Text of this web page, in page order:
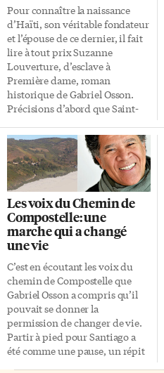
Pour connaître la naissance
d’Haïti, son véritable fondateur
et l’épouse de ce dernier, il fait
lire à tout prix Suzanne
Louverture, d’esclave à
Première dame, roman
historique de Gabriel Osson.
Précisions d’abord que Saint-
d’Haïti. La cheville ouvrière de
cette première république noire
du monde est le général
François Dominique Toussaint
qui adopte «le nom Louverture
à cause de sa facilité à créer des
brèches dans les lignes
ennemies», une fois que
l’esclavage est aboli en 1793.
François Dominique Toussaint
(1743-1803) épouse Suzanne
Simone Baptiste (1752-1816) en
secondes noces. Cette femme
élève et éduque deux enfants,
surveille […]
Les voix du Chemin de
Compostelle: une
marche qui a changé
une vie
C’est en écoutant les voix du
chemin de Compostelle que
Gabriel Osson a compris qu’il
pouvait se donner la
permission de changer de vie.
Partir à pied pour Santiago a
été comme une pause, un répit